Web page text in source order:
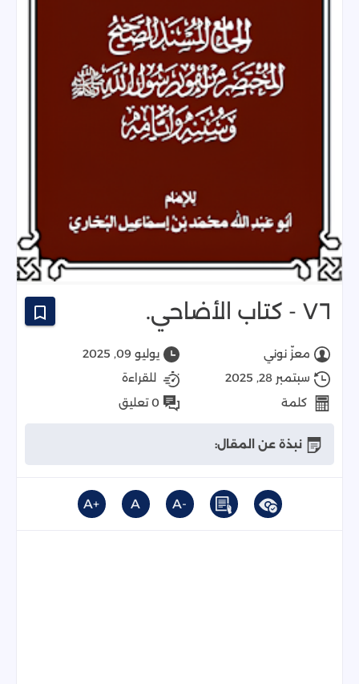
٧٦ - كتاب الأضاحي.
معزّ نوني
يوليو 09, 2025
سبتمبر 28, 2025
للقراءة
كلمة
0 تعليق
نبذة عن المقال:
-A
A
+A